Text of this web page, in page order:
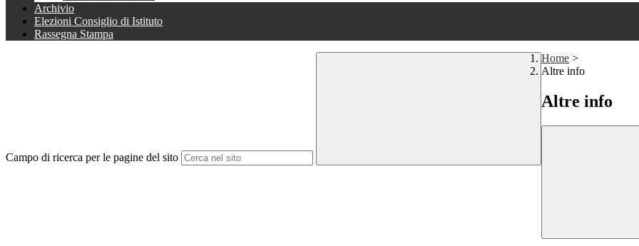
Archivio
Elezioni Consiglio di Istituto
Rassegna Stampa
Campo di ricerca per le pagine del sito
Home >
Altre info
Altre info